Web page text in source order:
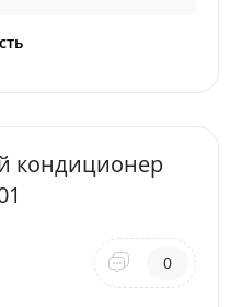
кондиционер
0